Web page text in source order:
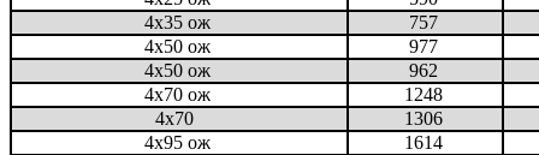
4x35 ож
757
4x50 ож
977
4x50 ож
962
4x70 ож
1248
4x70
1306
4x95 ож
1614